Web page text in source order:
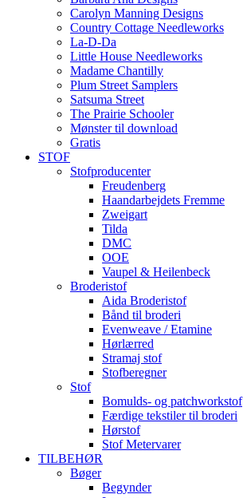
Carolyn Manning Designs
Country Cottage Needleworks
La-D-Da
Little House Needleworks
Madame Chantilly
Plum Street Samplers
Satsuma Street
The Prairie Schooler
Mønster til download
Gratis
STOF
Stofproducenter
Freudenberg
Haandarbejdets Fremme
Zweigart
Tilda
DMC
OOE
Vaupel & Heilenbeck
Broderistof
Aida Broderistof
Bånd til broderi
Evenweave / Etamine
Hørlærred
Stramaj stof
Stofberegner
Stof
Bomulds- og patchworkstof
Færdige tekstiler til broderi
Hørstof
Stof Metervarer
TILBEHØR
Bøger
Begynder